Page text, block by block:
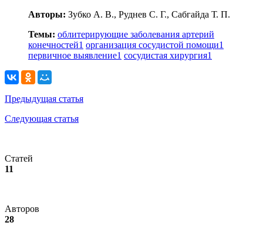
Авторы: Зубко А. В., Руднев С. Г., Сабгайда Т. П.
Темы: облитерирующие заболевания артерий
конечностей1 организация сосудистой помощи1
первичное выявление1 сосудистая хирургия1
Предыдущая статья
Следующая статья
Статей
11
Авторов
28